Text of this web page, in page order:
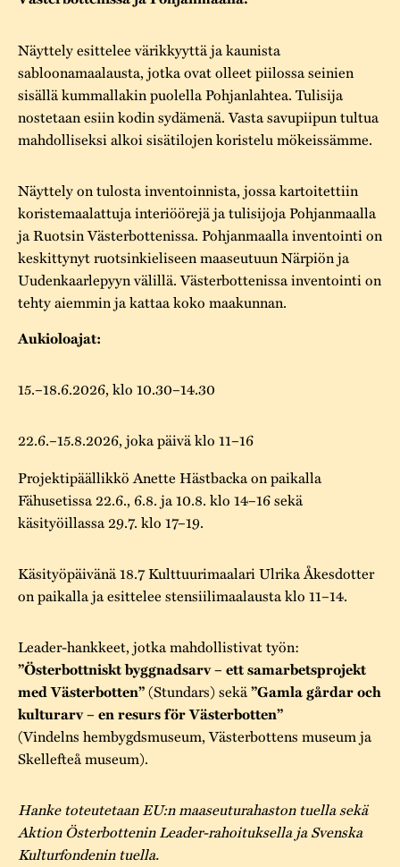
Vaellusreitti
Saavutettavuus
Kestävä kehitys
Turvallisuus
Varaa tilat
Rakennusperintö
Museokokoelmat
Museopedagogiikka
Käsityö
Projektit
Markkinat
Vuosikertomukset
Vuoden Gunnar
Näyttely esittelee värikkyyttä ja kaunista
sabloonamaalausta, jotka ovat olleet piilossa seinien
sisällä kummallakin puolella Pohjanlahtea. Tulisija
nostetaan esiin kodin sydämenä. Vasta savupiipun tultua
mahdolliseksi alkoi sisätilojen koristelu mökeissämme.
Näyttely on tulosta inventoinnista, jossa kartoitettiin
koristemaalattuja interiöörejä ja tulisijoja Pohjanmaalla
ja Ruotsin Västerbottenissa. Pohjanmaalla inventointi on
keskittynyt ruotsinkieliseen maaseutuun Närpiön ja
Uudenkaarlepyyn välillä. Västerbottenissa inventointi on
tehty aiemmin ja kattaa koko maakunnan.
Aukioloajat:
15.–18.6.2026, klo 10.30–14.30
22.6.–15.8.2026, joka päivä klo 11–16
Projektipäällikkö Anette Hästbacka on paikalla
Fähusetissa 22.6., 6.8. ja 10.8. klo 14–16 sekä
käsityöillassa 29.7. klo 17–19.
Käsityöpäivänä 18.7 Kulttuurimaalari Ulrika Åkesdotter
on paikalla ja esittelee stensiilimaalausta klo 11–14.
Leader-hankkeet, jotka mahdollistivat työn:
”Österbottniskt byggnadsarv – ett samarbetsprojekt
med Västerbotten”(Stundars) sekä”Gamla gårdar och
kulturarv – en resurs för Västerbotten”
(Vindelns hembygdsmuseum, Västerbottens museum ja
Skellefteå museum).
Hanke toteutetaan EU:n maaseuturahaston tuella sekä
Aktion Österbottenin Leader-rahoituksella ja Svenska
Kulturfondenin tuella.